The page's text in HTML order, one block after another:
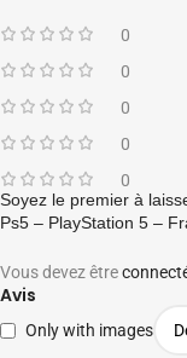
0
0
0
0
0
Avis
Only with images
Soyez le premier à
Ps5 – PlayStation 5 –
Vous devez être